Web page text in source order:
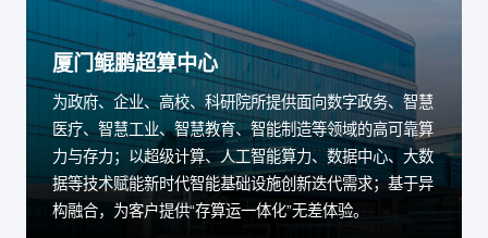
厦门鲲鹏超算中心
为政府、企业、高校、科研院所提供面向数字政务、智慧
医疗、智慧工业、智慧教育、智能制造等领域的高可靠算
力与存力；以超级计算、人工智能算力、数据中心、大数
据等技术赋能新时代智能基础设施创新迭代需求；基于异
构融合，为客户提供“存算运一体化”无差体验。